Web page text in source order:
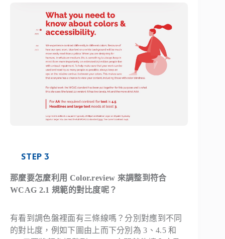
STEP 3
那麼要怎麼利用 Color.review 來調整到符合
WCAG 2.1 規範的對比度呢？
有看到調色盤裡面有三條線嗎？分別對應到不同
的對比度，例如下圖由上而下分別為 3、4.5 和